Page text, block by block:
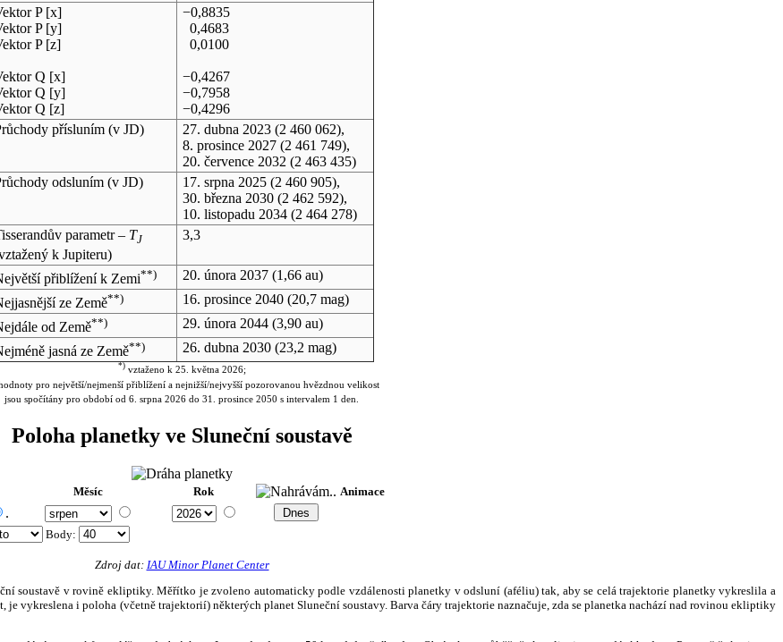
P [x]
P [y]
P [z]
Q [x]
Q [y]
Q [z]
−0,8835
0,4683
0,0100
−0,4267
−0,7958
−0,4296
přísluním (v JD) 27. dubna 2023(2 460 062),
8. prosince 2027(2 461 749),
20. července 2032 (2 463 435)
odsluním (v JD) 17. srpna 2025(2 460 905),
30. března 2030(2 462 592),
10. listopadu 2034(2 464 278)
parametr – TJ
k Jupiteru)
3,3
přiblížení k Zemi**) 20. února 2037(1,66 au)
ze Země**) 16. prosince 2040(20,7 mag)
od Země**) 29. února 2044(3,90 au)
jasná ze Země**) 26. dubna 2030(23,2 mag)
*)vztaženo k 25. května 2026;
pro největší/nejmenší přiblížení a nejnižší/nejvyšší pozorovanou hvězdnou velikost
jsou spočítány pro období od 6. srpna 2026 do 31. prosince 2050 s intervalem 1 den.
Poloha planetky ve Sluneční soustavě
Měsíc Rok Animace
.
Body:
Zdroj dat: IAU Minor Planet Center
soustavě v rovině ekliptiky. Měřítko je zvoleno automaticky podle vzdálenosti planetky v odsluní (aféliu) tak, aby se celá trajektorie planetky vykreslila a
vykreslena i poloha (včetně trajektorií) některých planet Sluneční soustavy. Barva čáry trajektorie naznačuje, zda se planetka nachází nad rovinou ekliptiky